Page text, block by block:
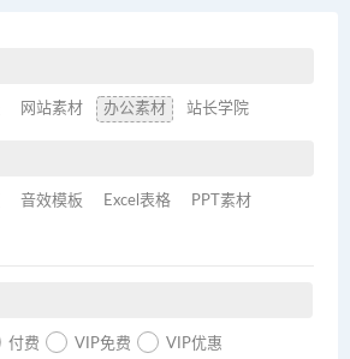
网站素材 办公素材 站长学院
音效模板 Excel表格 PPT素材
付费 VIP免费 VIP优惠